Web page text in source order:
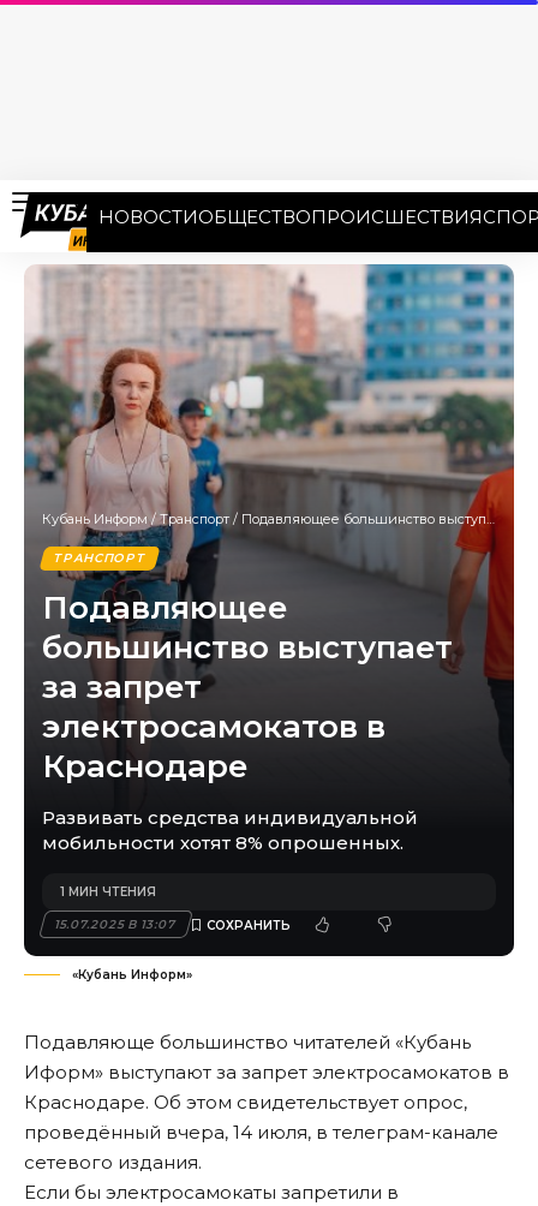
НОВОСТИОБЩЕСТВОПРОИСШЕСТВИЯ
Кубань Информ/ Транспорт / Подавляющее большинство выступает за запрет электросамокатов в Краснодаре
ТРАНСПОРТ
Подавляющее
большинство выступает
за запрет
электросамокатов в
Краснодаре
Развивать средства индивидуальной
мобильности хотят 8% опрошенных.
15.07.2025 В 13:07
1 МИН ЧТЕНИЯ
«Кубань Информ»
Подавляюще большинство читателей «Кубань
Иформ» выступают за запрет электросамокатов в
Краснодаре. Об этом свидетельствует опрос,
проведённый вчера, 14 июля, втелеграм-канале
сетевого издания.
Если бы электросамокаты запретили в